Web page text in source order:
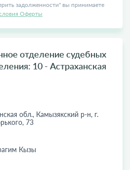
задолженности" вы принимаете
Оферты
отделение судебных
10 - Астраханская
обл., Камызякский р-н, г.
73
Кызы